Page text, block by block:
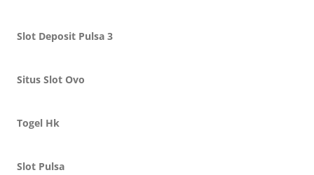
Slot Deposit Pulsa 3
Situs Slot Ovo
Togel Hk
Slot Pulsa